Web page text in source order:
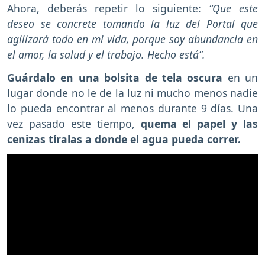
Ahora, deberás repetir lo siguiente: “Que este
deseo se concrete tomando la luz del Portal que
agilizará todo en mi vida, porque soy abundancia en
el amor, la salud y el trabajo. Hecho está”.
Guárdalo en una bolsita de tela oscura en un
lugar donde no le de la luz ni mucho menos nadie
lo pueda encontrar al menos durante 9 días. Una
vez pasado este tiempo, quema el papel y las
cenizas tíralas a donde el agua pueda correr.